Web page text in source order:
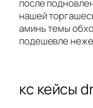
после
нашей
аминь темы
подешевле
кс кейсы